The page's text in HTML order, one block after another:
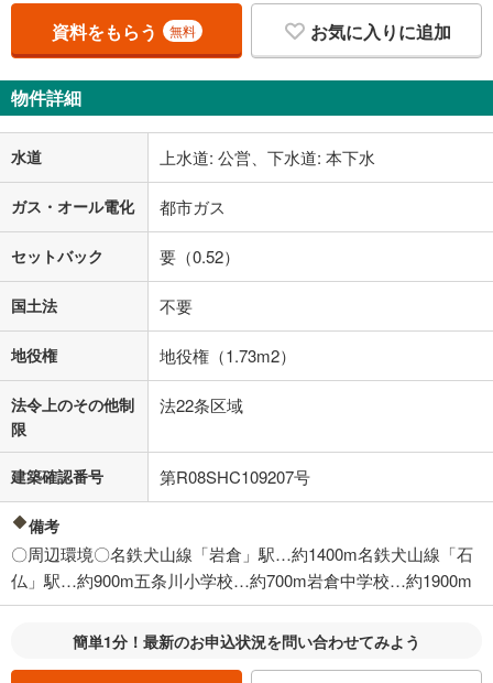
資料をもらう 無料 お気に入りに追加
物件詳細
水道 上水道: 公営、下水道: 本下水
ガス・オール電化 都市ガス
セットバック 要（0.52）
国土法 不要
地役権 地役権（1.73m2）
法令上のその他制
限
法22条区域
建築確認番号 第R08SHC109207号
備考
〇周辺環境〇名鉄犬山線「岩倉」駅…約1400m名鉄犬山線「石
仏」駅…約900m五条川小学校…約700m岩倉中学校…約1900m
簡単1分！最新のお申込状況を問い合わせてみよう